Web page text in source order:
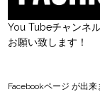
You Tubeチャンネ
お願い致します！
Facebookページ が出来